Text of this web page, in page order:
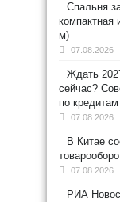
Спальня
компактная
м)
07.08.2026
Ждать
сейчас?
по кредитам
07.08.2026
В Китае
07.08.2026
РИА